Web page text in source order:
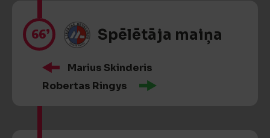
66’ Spēlētāja maiņa
Marius Skinderis
Robertas Ringys